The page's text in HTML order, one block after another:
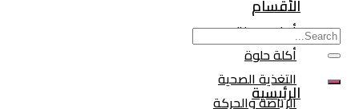
الأقسام
أسلوب حياة صحي
أكلة حلوة
التغذية الصحية
الرياضة والحركة
الرئيسية